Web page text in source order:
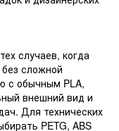
случаев, когда
сложной
с обычным PLA,
внешний вид и
Для технических
PETG, ABS